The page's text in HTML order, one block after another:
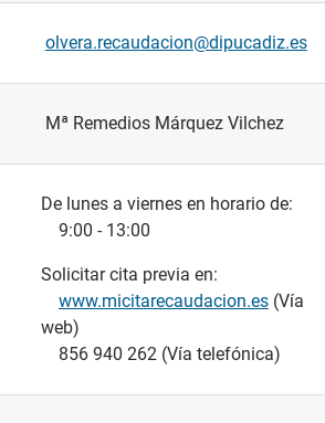
olvera.recaudacion@dipucadiz.es
Mª Remedios Márquez Vilchez
De lunes a viernes en horario de:
9:00 - 13:00
Solicitar cita previa en:
www.micitarecaudacion.es(Vía
web)
856 940 262 (Vía telefónica)